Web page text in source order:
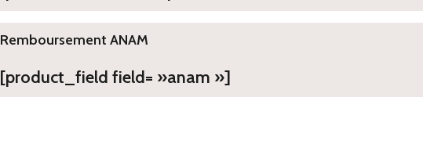
Remboursement ANAM
[product_field field= »anam »]